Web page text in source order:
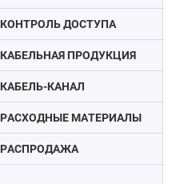
КОНТРОЛЬ ДОСТУПА
КАБЕЛЬНАЯ ПРОДУКЦИЯ
КАБЕЛЬ-КАНАЛ
РАСХОДНЫЕ МАТЕРИАЛЫ
РАСПРОДАЖА